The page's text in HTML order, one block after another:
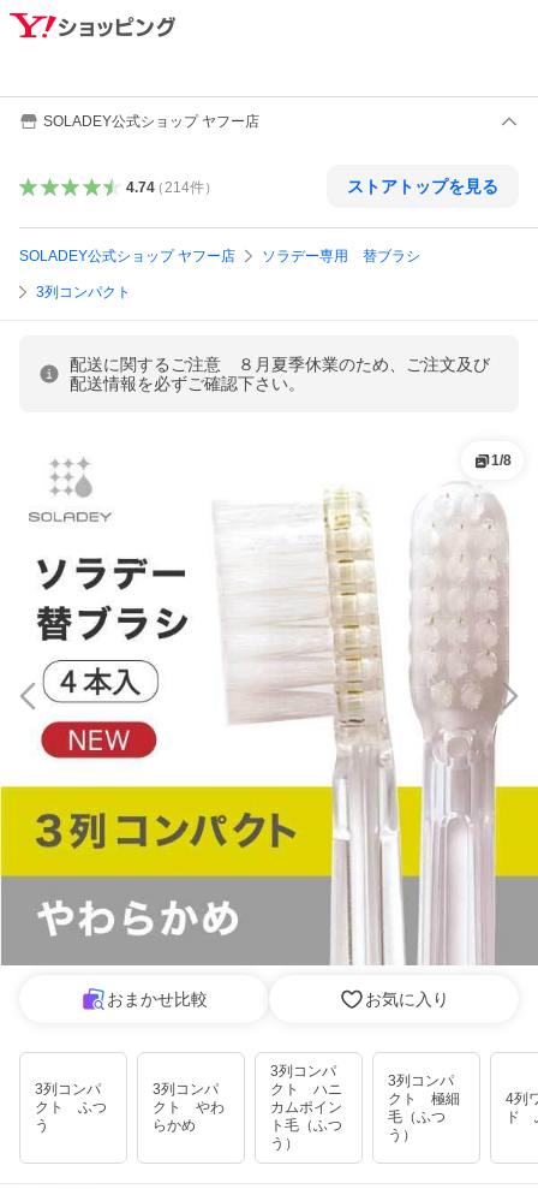
SOLADEY公式ショップ ヤフー店
4.74（ 214件） ストアトップを見る
SOLADEY公式ショップ ヤフー店 ソラデー専用 替ブラシ
3列コンパクト
配送に関するご注意 ８月夏季休業のため、ご注文及び
配送情報を必ずご確認下さい。
1/8
おまかせ比較 お気に入り
3列コンパ
クト ふつ
う
3列コンパ
クト やわ
らかめ
3列コンパ
クト ハニ
カムポイン
ト毛（ふつ
う）
3列コンパ
クト 極細
毛（ふつ
う）
4列
ド